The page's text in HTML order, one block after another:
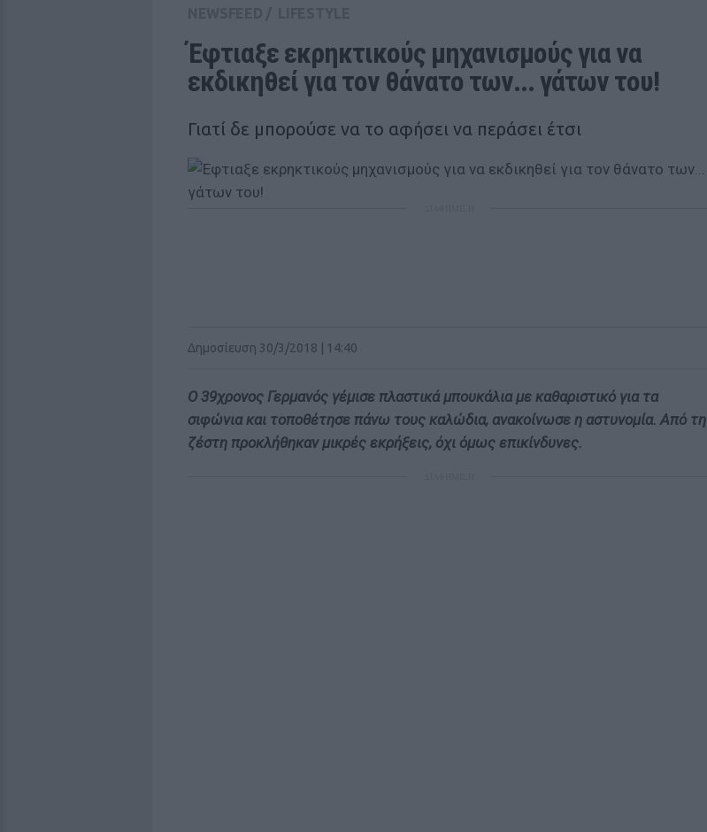
Έφτιαξε εκρηκτικούς μηχανισμούς για να
εκδικηθεί για τον θάνατο των... γάτων του!
Γιατί δε μπορούσε να το αφήσει να περάσει έτσι
Δημοσίευση 30/3/2018 | 14:40
Ο 39χρονος Γερμανός γέμισε πλαστικά μπουκάλια με καθαριστικό για τα
σιφώνια και τοποθέτησε πάνω τους καλώδια, ανακοίνωσε η αστυνομία. Από τη
ζέστη προκλήθηκαν μικρές εκρήξεις, όχι όμως επικίνδυνες.